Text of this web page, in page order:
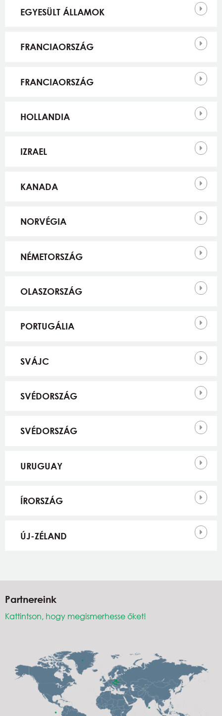
EGYESÜLT ÁLLAMOK
FRANCIAORSZÁG
FRANCIAORSZÁG
HOLLANDIA
IZRAEL
KANADA
NORVÉGIA
NÉMETORSZÁG
OLASZORSZÁG
PORTUGÁLIA
SVÁJC
SVÉDORSZÁG
SVÉDORSZÁG
URUGUAY
ÍRORSZÁG
ÚJ-ZÉLAND
Partnereink
Kattintson, hogy megismerhesse őket!